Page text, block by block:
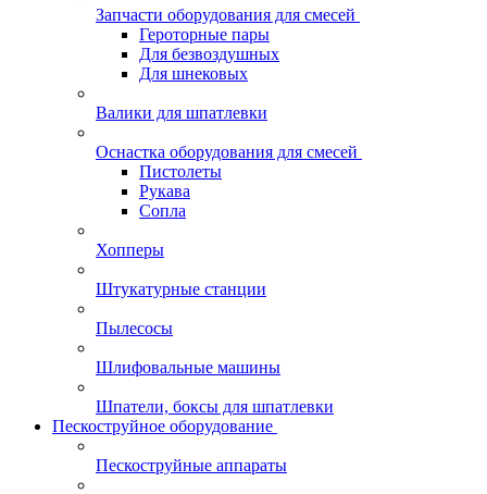
Запчасти оборудования для смесей
Героторные пары
Для безвоздушных
Для шнековых
Валики для шпатлевки
Оснастка оборудования для смесей
Пистолеты
Рукава
Сопла
Хопперы
Штукатурные станции
Пылесосы
Шлифовальные машины
Шпатели, боксы для шпатлевки
Пескоструйное оборудование
Пескоструйные аппараты